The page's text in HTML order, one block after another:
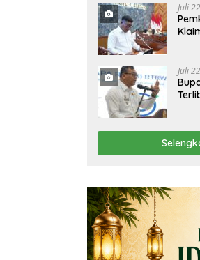
Juli
Soal
Juli